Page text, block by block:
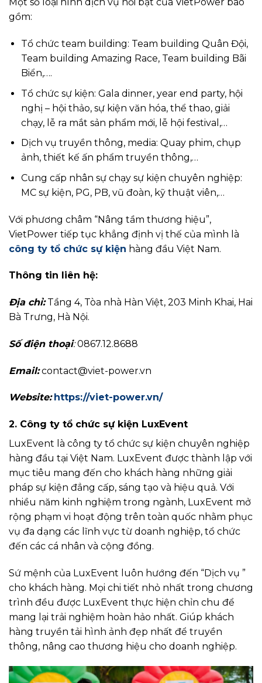
gồm:
Tổ chức team building: Team building Quân Đội,
Team building Amazing Race, Team building Bãi
Biển,….
Tổ chức sự kiện: Gala dinner, year end party, hội
nghị – hội thảo, sự kiện văn hóa, thể thao, giải
chạy, lễ ra mắt sản phẩm mới, lễ hội festival,…
Dịch vụ truyền thông, media: Quay phim, chụp
ảnh, thiết kế ấn phẩm truyền thông,…
Cung cấp nhân sự chạy sự kiện chuyên nghiệp:
MC sự kiện, PG, PB, vũ đoàn, kỹ thuật viên,…
Với phương châm “Nâng tầm thương hiệu”,
VietPower tiếp tục khẳng định vị thế của mình là
công ty tổ chức sự kiện hàng đầu Việt Nam.
Thông tin liên hệ:
Địa chỉ:Tầng 4, Tòa nhà Hàn Việt, 203 Minh Khai, Hai
Bà Trưng, Hà Nội.
Số điện thoại:0867.12.8688
Email: contact@viet-power.vn
Website: https://viet-power.vn/
2. Công ty tổ chức sự kiện LuxEvent
LuxEvent là công ty tổ chức sự kiện chuyên nghiệp
hàng đầu tại Việt Nam. LuxEvent được thành lập với
mục tiêu mang đến cho khách hàng những giải
pháp sự kiện đẳng cấp, sáng tạo và hiệu quả. Với
nhiều năm kinh nghiệm trong ngành, LuxEvent mở
rộng phạm vi hoạt động trên toàn quốc nhằm phục
vụ đa dạng các lĩnh vực từ doanh nghiệp, tổ chức
đến các cá nhân và cộng đồng.
Sứ mệnh của LuxEvent luôn hướng đến “Dịch vụ ”
cho khách hàng. Mọi chi tiết nhỏ nhất trong chương
trình đều được LuxEvent thực hiện chỉn chu để
mang lại trải nghiệm hoàn hảo nhất. Giúp khách
hàng truyền tải hình ảnh đẹp nhất để truyền
thông, nâng cao thương hiệu cho doanh nghiệp.